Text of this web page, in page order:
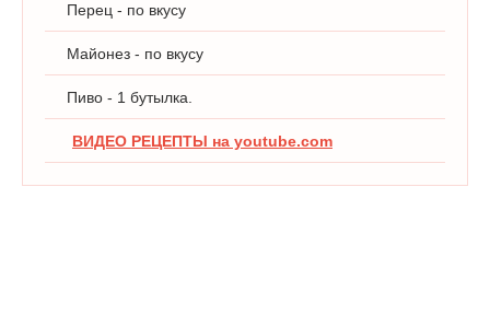
Перец - по вкусу
Майонез - по вкусу
Пиво - 1 бутылка.
ВИДЕО РЕЦЕПТЫ на youtube.com